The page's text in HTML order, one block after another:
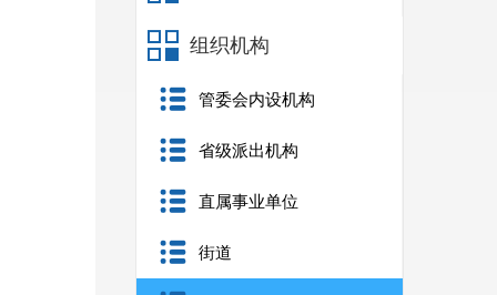
组织机构
管委会内设机构
省级派出机构
直属事业单位
街道